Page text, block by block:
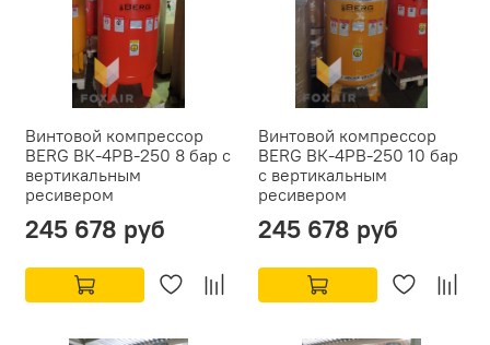
Винтовой компрессор
BERG ВК-4РВ-250 8 бар с
вертикальным
ресивером
245 678 руб
Винтовой компрессор
BERG ВК-4РВ-250 10 бар
с вертикальным
ресивером
245 678 руб